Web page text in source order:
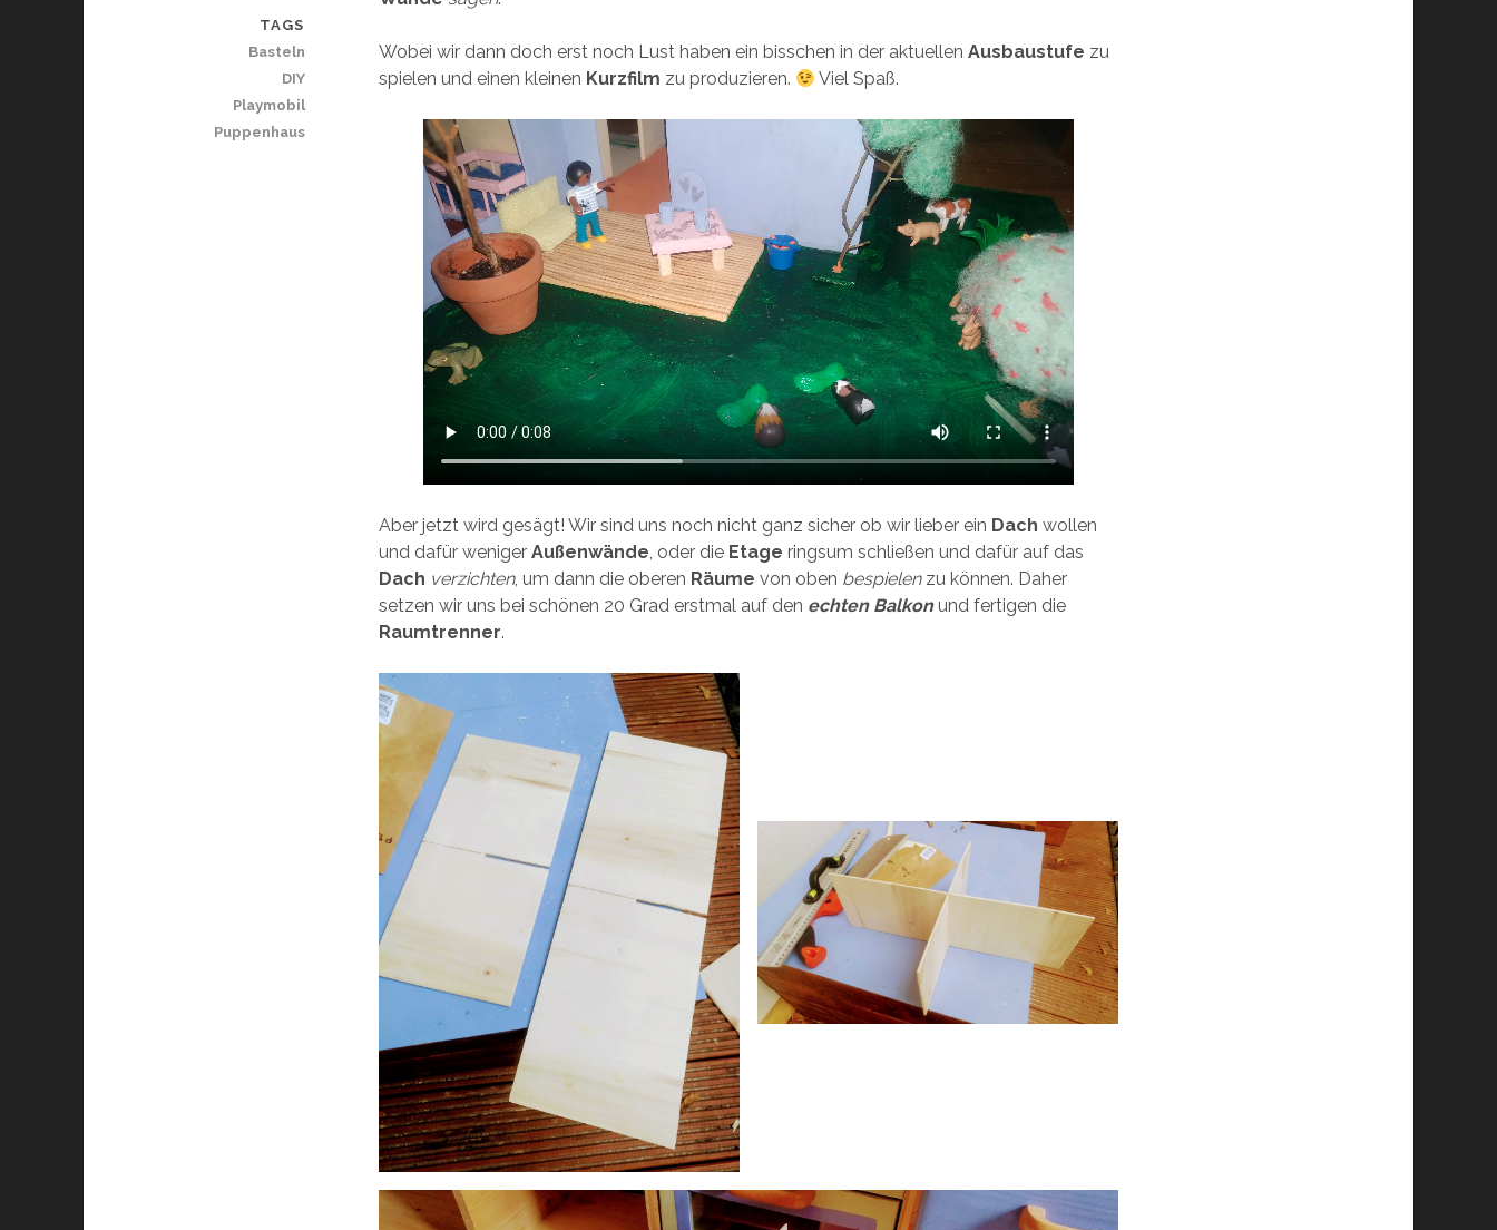
Wobei wir dann doch erst noch Lust haben ein bisschen in der aktuellenAusbaustufe zu
spielen und einen kleinen Kurzfilm zu produzieren. Viel Spaß.
Aber jetzt wird gesägt! Wir sind uns noch nicht ganz sicher ob wir lieber ein Dachwollen
und dafür wenigerAußenwände , oder die Etage ringsum schließen und dafür auf das
Dach verzichten, um dann die oberen Räumevon oben bespielen zu können. Daher
setzen wir uns bei schönen 20 Grad erstmal auf den echten Balkonund fertigen die
Raumtrenner.
TAGS
Basteln
DIY
Playmobil
Puppenhaus